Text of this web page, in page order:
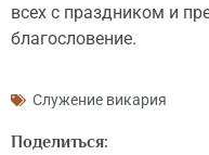
всех с праздником и
благословение.
Служение викария
Поделиться: